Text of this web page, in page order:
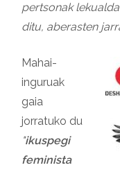
pertsonak
ditu, aberasten
Mahai-
inguruak
gaia
jorratuko du
"ikuspegi
feminista